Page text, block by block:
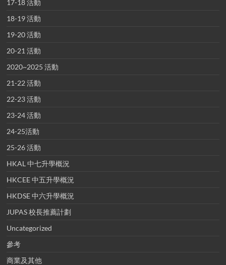
17-18 活動
18-19 活動
19-20 活動
20-21 活動
2020~2025 活動
21-22 活動
22-23 活動
23-24 活動
24-25活動
25-26 活動
HKAL 中七升學概況
HKCEE 中五升學概況
HKDSE 中六升學概況
JUPAS 校長推薦計劃
Uncategorized
參考
商業及其他